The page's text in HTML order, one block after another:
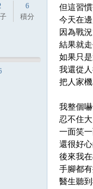
6
積分
但這習
今天在
因為戰
結果就
如果只
我還從
把人家
我整個
忍不住
一面笑
還很好
後來我
手腳都
醫生聽